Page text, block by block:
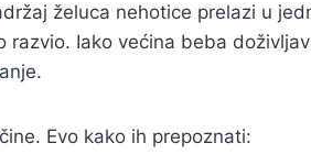
želuca nehotice prelazi u
Iako većina beba
Evo kako ih prepoznati: